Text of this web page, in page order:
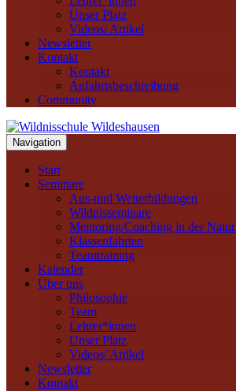
Unser Platz
Videos/ Artikel
Newsletter
Kontakt
Kontakt
Anfahrtsbeschreibung
Community
Navigation
Start
Seminare
Aus-und Weiterbildungen
Wildnisseminare
Mentoring/Coaching in der Natur
Klassenfahrten
Teamtraining
Kalender
Über uns
Philosophie
Team
Lehrer*innen
Unser Platz
Videos/ Artikel
Newsletter
Kontakt